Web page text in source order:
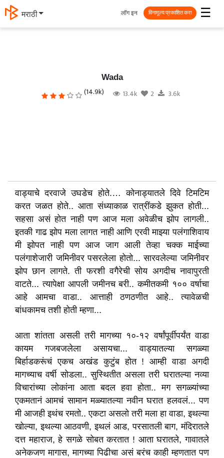
मराठी ☰
लॉग इन विनामूल्य प्रकाशित करा
Wada
(14.9k) 13.4k 2 3.6k
वाड्याचे दरवाजे उघडेच होते.… कोनाड्यातले दिवे टिमटिम
करत जळत होते.. आता संध्याकाळ रात्रींकडे झुकत होती...
सहसा असं होत नाही पण आज मला अवेळीच झोप लागली..
इतकी गाढ झोप मला लागत नाही आणि एरवी माझ्या पलंगाशिवाय
मी झोपत नाही पण आज जाग आली तेव्हा चक्क माईच्या
पलंगाशेजारी जमिनीवर पसरलेला होतो... सारवलेल्या जमिनीवर
झोप छान लागते. ती फरशी वगैरेची सोय अगदीच नावापुरती
वाटते... त्यापेक्षा आपली जमीनच बरी.. कमीतकमी १०० वर्षाचा
आहे आमचा वाडा.. आत्ताही ठणठणीत आहे.. त्यावेळची
बांधकामच तशी होती म्हणा...
आता शांतता असली तरी मागच्या १०-१२ वर्षांपूर्वीपर्यंत वाडा
कायम गजबजलेला असायचा... वाड्यातल्या सगळ्या
बिर्हाडकरूंचं एकच अखंड कुटुंब होत ! आम्ही वाडा अगदी
मागच्याच वर्षी सोडला.. सुस्थितीत असला तरी घरातल्या नव्या
विचारांच्या लोकांना आता बदल हवा होता.. मग सगळ्यांच्या
एकमतानं आमचं सामान मळ्यातल्या नवीन घरात हलवलं... पण
मी आजही इथंच रमतो.. एकटा असलो तरी मला हा वाडा, इथल्या
खोल्या, इथल्या आठवणी, इथलं आड, परसातली बाग, मंदिरातले
दत्त महाराज, हे सगळे सोबत करतात ! आता घरातले, गावातले
अनेकजण मागास, मागच्या पिढीचा असं बरंच काही म्हणतात पण